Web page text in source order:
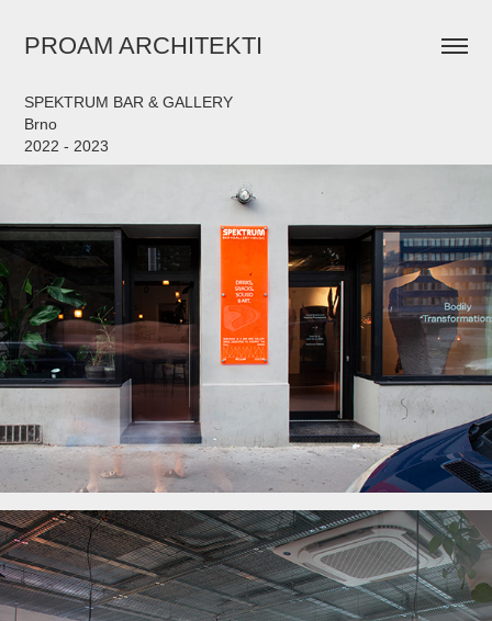
PROAM ARCHITEKTI
SPEKTRUM BAR & GALLERY
Brno